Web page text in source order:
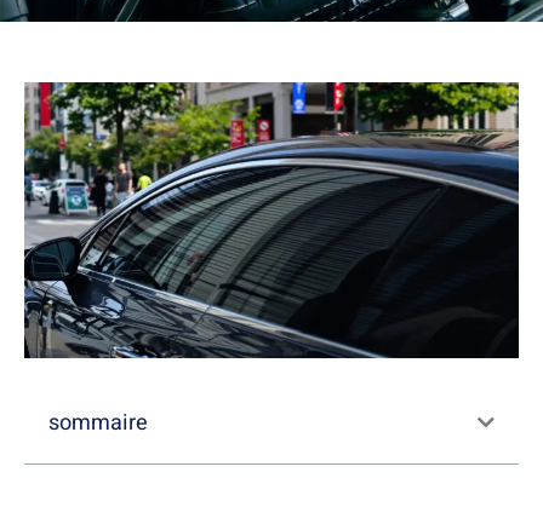
sommaire